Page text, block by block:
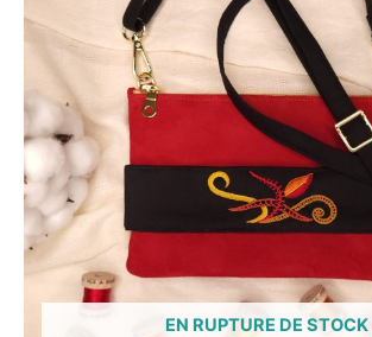
EN RUPTURE DE STOCK